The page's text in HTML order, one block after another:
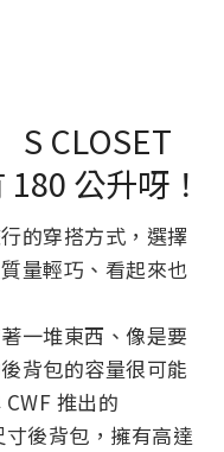
CLOSET
公升呀！
的穿搭方式，選擇
量輕巧、看起來也
一堆東西、像是要
背包的容量很可能
推出的
後背包，擁有高達